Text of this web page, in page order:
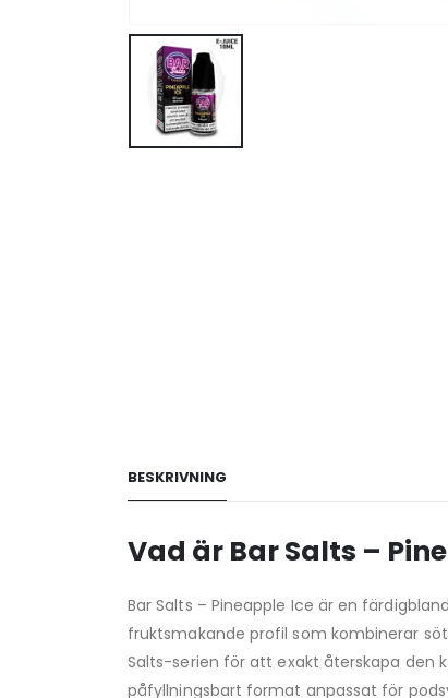
BESKRIVNING
Vad är Bar Salts –
Bar Salts – Pineapple Ice är en
fruktsmakande profil som kombinerar
Salts-serien för att exakt återskapa den
påfyllningsbart format anpassat för